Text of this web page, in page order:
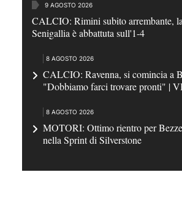
9 AGOSTO 2026
CALCIO: Rimini subito arrembante,
Senigallia è abbattuta sull'1-4
8 AGOSTO 2026
CALCIO: Ravenna, si comincia a
"Dobbiamo farci trovare pronti" |
8 AGOSTO 2026
MOTORI: Ottimo rientro per
nella Sprint di Silverstone